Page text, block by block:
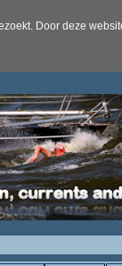
Door deze